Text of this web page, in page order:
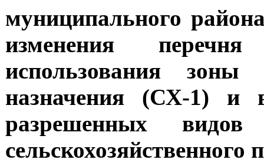
муниципального
изменения
использования зоны
назначения (СХ-1) и
разрешенных
сельскохозяйственного